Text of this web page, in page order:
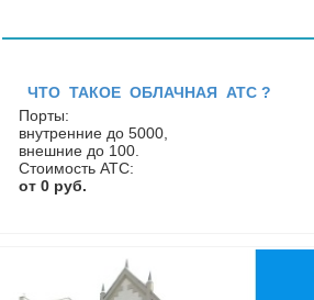
ЧТО ТАКОЕ ОБЛАЧНАЯ АТС ?
Порты:
внутренние до 5000,
внешние до 100.
Стоимость АТС:
от 0 руб.